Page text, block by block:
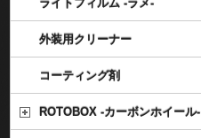
ライトフィルム -ラメ-
外装用クリーナー
コーティング剤
ROTOBOX -カーボンホイール-